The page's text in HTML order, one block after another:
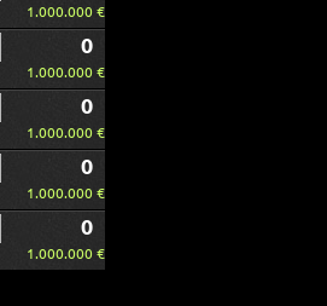
1.000.000 €
0
1.000.000 €
0
1.000.000 €
0
1.000.000 €
0
1.000.000 €